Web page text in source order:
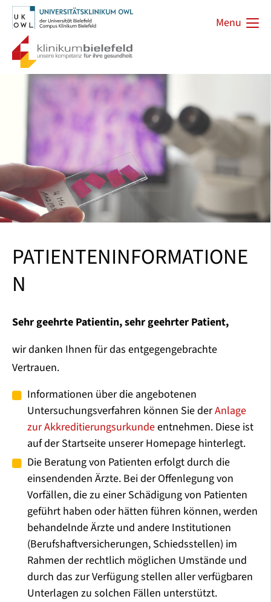
Menu
PATIENTENINFORMATIONE
N
Sehr geehrte Patientin, sehr geehrter Patient,
wir danken Ihnen für das entgegengebrachte
Vertrauen.
Informationen über die angebotenen
Untersuchungsverfahren können Sie derAnlage
zur Akkreditierungsurkundeentnehmen. Diese ist
auf der Startseite unserer Homepage hinterlegt.
Die Beratung von Patienten erfolgt durch die
einsendenden Ärzte. Bei der Offenlegung von
Vorfällen, die zu einer Schädigung von Patienten
geführt haben oder hätten führen können, werden
behandelnde Ärzte und andere Institutionen
(Berufshaftversicherungen, Schiedsstellen) im
Rahmen der rechtlich möglichen Umstände und
durch das zur Verfügung stellen aller verfügbaren
Unterlagen zu solchen Fällen unterstützt.